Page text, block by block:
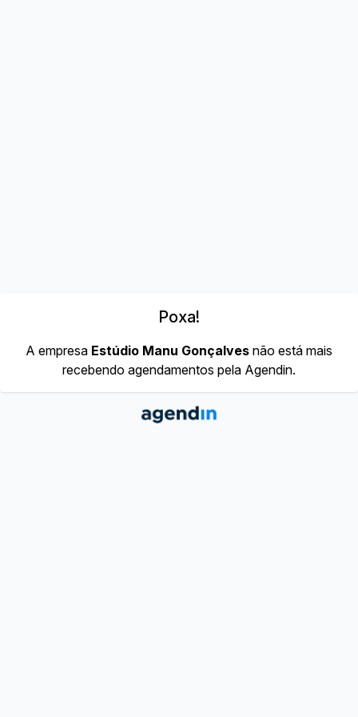
Poxa!
A empresa Estúdio Manu Gonçalves não está mais
recebendo agendamentos pela Agendin.